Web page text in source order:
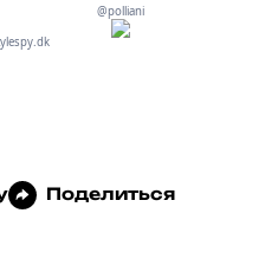
@polliani
Поделиться